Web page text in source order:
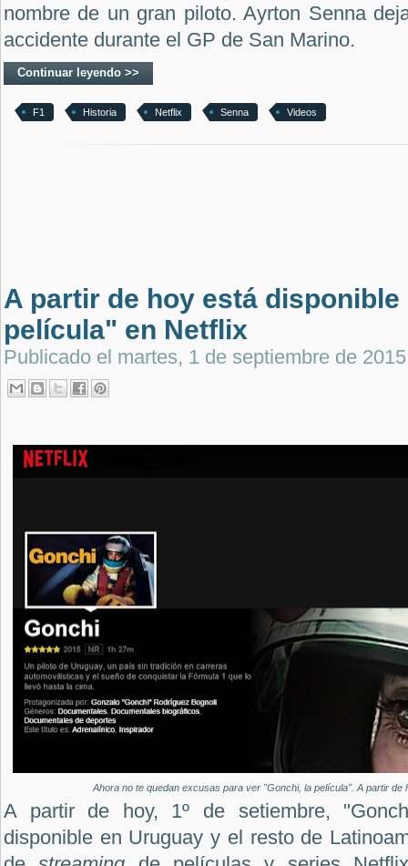
nombre de un gran piloto. Ayrton Senna
accidente durante el GP de San Marino.
Continuar leyendo >>
F1 Historia Netflix Senna Videos
A partir de hoy está
película" en Netflix
Publicado el martes, 1 de septiembre de 2015
Ahora no te quedan excusas para ver "Gonchi, la película". A partir de
A partir de hoy, 1º de setiembre,
disponible en Uruguay y el resto de